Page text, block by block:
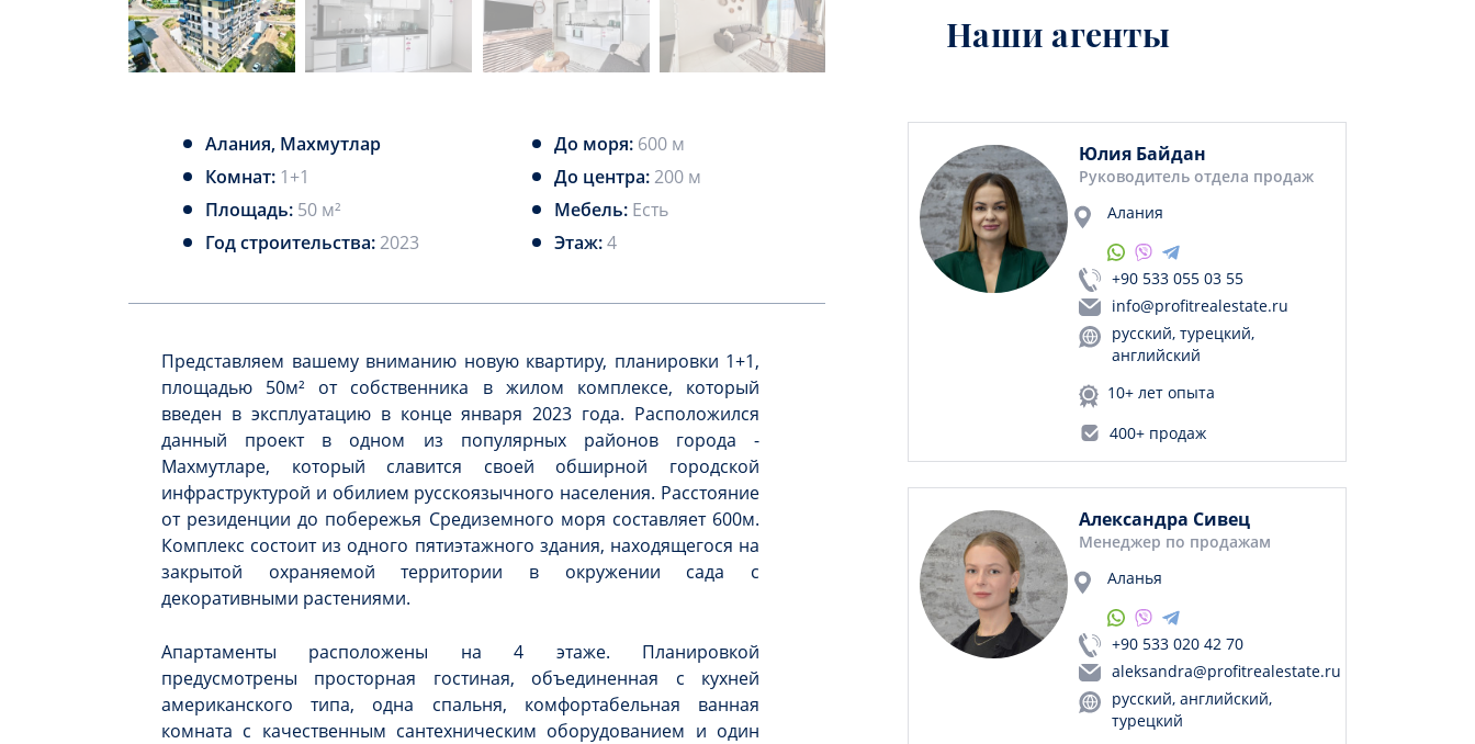
Алания, Махмутлар До моря: 600 м
Комнат: 1+1 До центра:200 м
Площадь: 50 м² Мебель: Есть
Год строительства:2023 Этаж:4
Представляем вашему вниманию новую квартиру, планировки 1+1,
площадью 50м² от собственника в жилом комплексе, который
введен в эксплуатацию в конце января 2023 года. Расположился
данный проект в одном из популярных районов города -
Махмутларе, который славится своей обширной городской
инфраструктурой и обилием русскоязычного населения. Расстояние
от резиденции до побережья Средиземного моря составляет 600м.
Комплекс состоит из одного пятиэтажного здания, находящегося на
закрытой охраняемой территории в окружении сада с
декоративными растениями.
Апартаменты расположены на 4 этаже. Планировкой
предусмотрены просторная гостиная, объединенная с кухней
американского типа, одна спальня, комфортабельная ванная
комната с качественным сантехническим оборудованием и один
Наши агенты
Юлия Байдан
Руководитель отдела продаж
Алания
+90 533 055 03 55
info@profitrealestate.ru
русский, турецкий,
английский
10+ лет опыта
400+ продаж
Александра Сивец
Менеджер по продажам
Аланья
+90 533 020 42 70
aleksandra@profitrealestate.ru
русский, английский,
турецкий